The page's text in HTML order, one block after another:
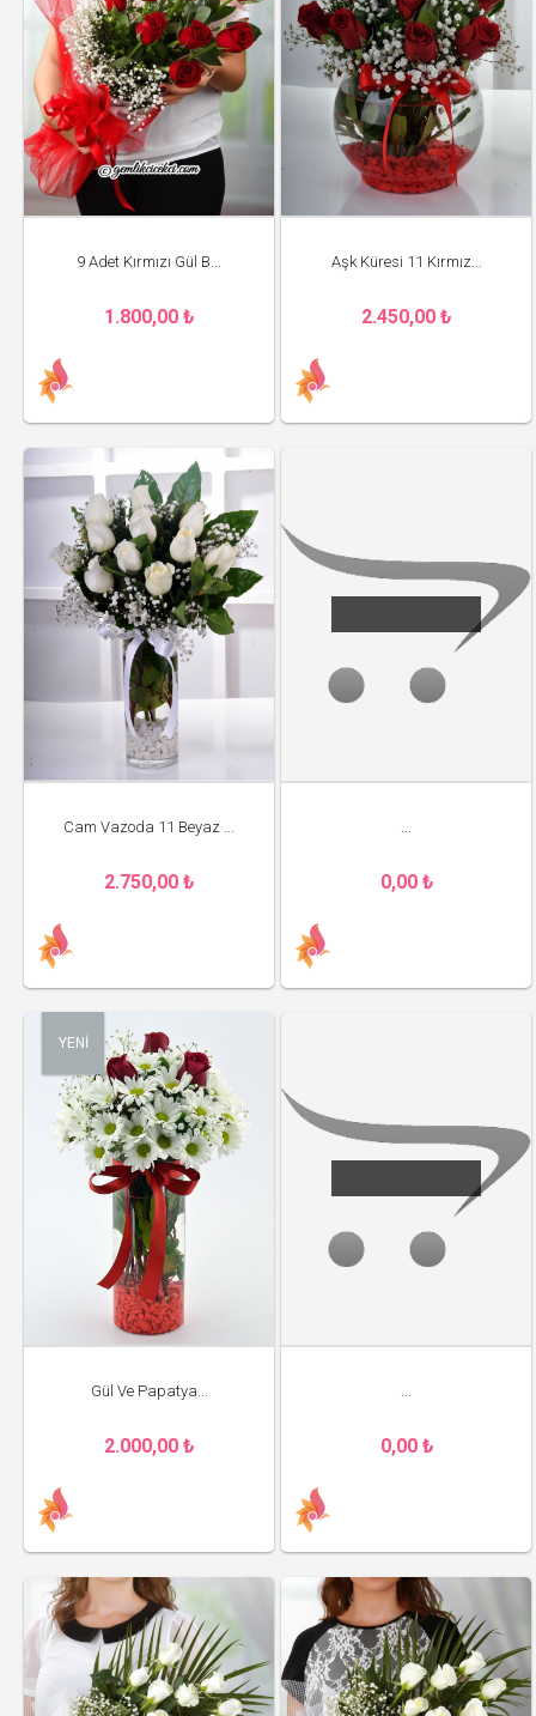
9 Adet Kırmızı Gül B...
1.800,00 ₺
Aşk Küresi 11 Kırmız...
2.450,00 ₺
Cam Vazoda 11 Beyaz ...
2.750,00 ₺
...
0,00 ₺
YENİ
Gül Ve Papatya...
2.000,00 ₺
...
0,00 ₺